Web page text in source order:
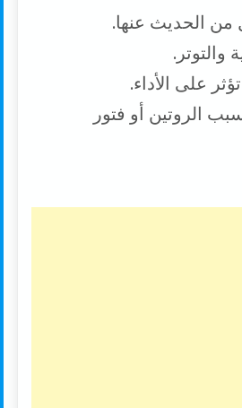
من الحديث عنها.
والتوتر.
على الأداء.
الروتين أو فتور